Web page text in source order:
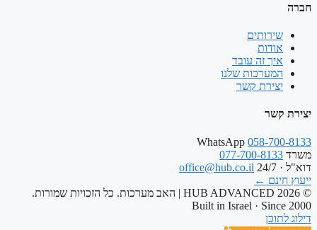
חברה
שירותים
אודות
איך זה עובד
המערכות שלנו
יצירת קשר
יצירת קשר
WhatsApp 058-700-8133
משרד 077-700-8133
דוא"ל · 24/7
office@hub.co.il
ייעוץ חינם ←
© 2026 HUB ADVANCED | האב מערכות. כל הזכויות שמורות.
Built in Israel · Since 2000
דילוג לתוכן